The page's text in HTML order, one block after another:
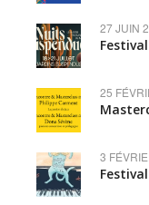
27 JUIN
25
3